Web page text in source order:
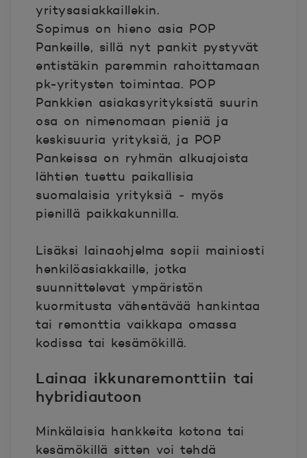
yritysasiakkaillekin.
Sopimus on hieno asia POP
Pankeille, sillä nyt pankit pystyvät
entistäkin paremmin rahoittamaan
pk-yritysten toimintaa. POP
Pankkien asiakasyrityksistä suurin
osa on nimenomaan pieniä ja
keskisuuria yrityksiä, ja POP
Pankeissa on ryhmän alkuajoista
lähtien tuettu paikallisia
suomalaisia yrityksiä ‒ myös
pienillä paikkakunnilla.
Lisäksi lainaohjelma sopii mainiosti
henkilöasiakkaille, jotka
suunnittelevat ympäristön
kuormitusta vähentävää hankintaa
tai remonttia vaikkapa omassa
kodissa tai kesämökillä.
Lainaa ikkunaremonttiin tai
hybridiautoon
Minkälaisia hankkeita kotona tai
kesämökillä sitten voi tehdä